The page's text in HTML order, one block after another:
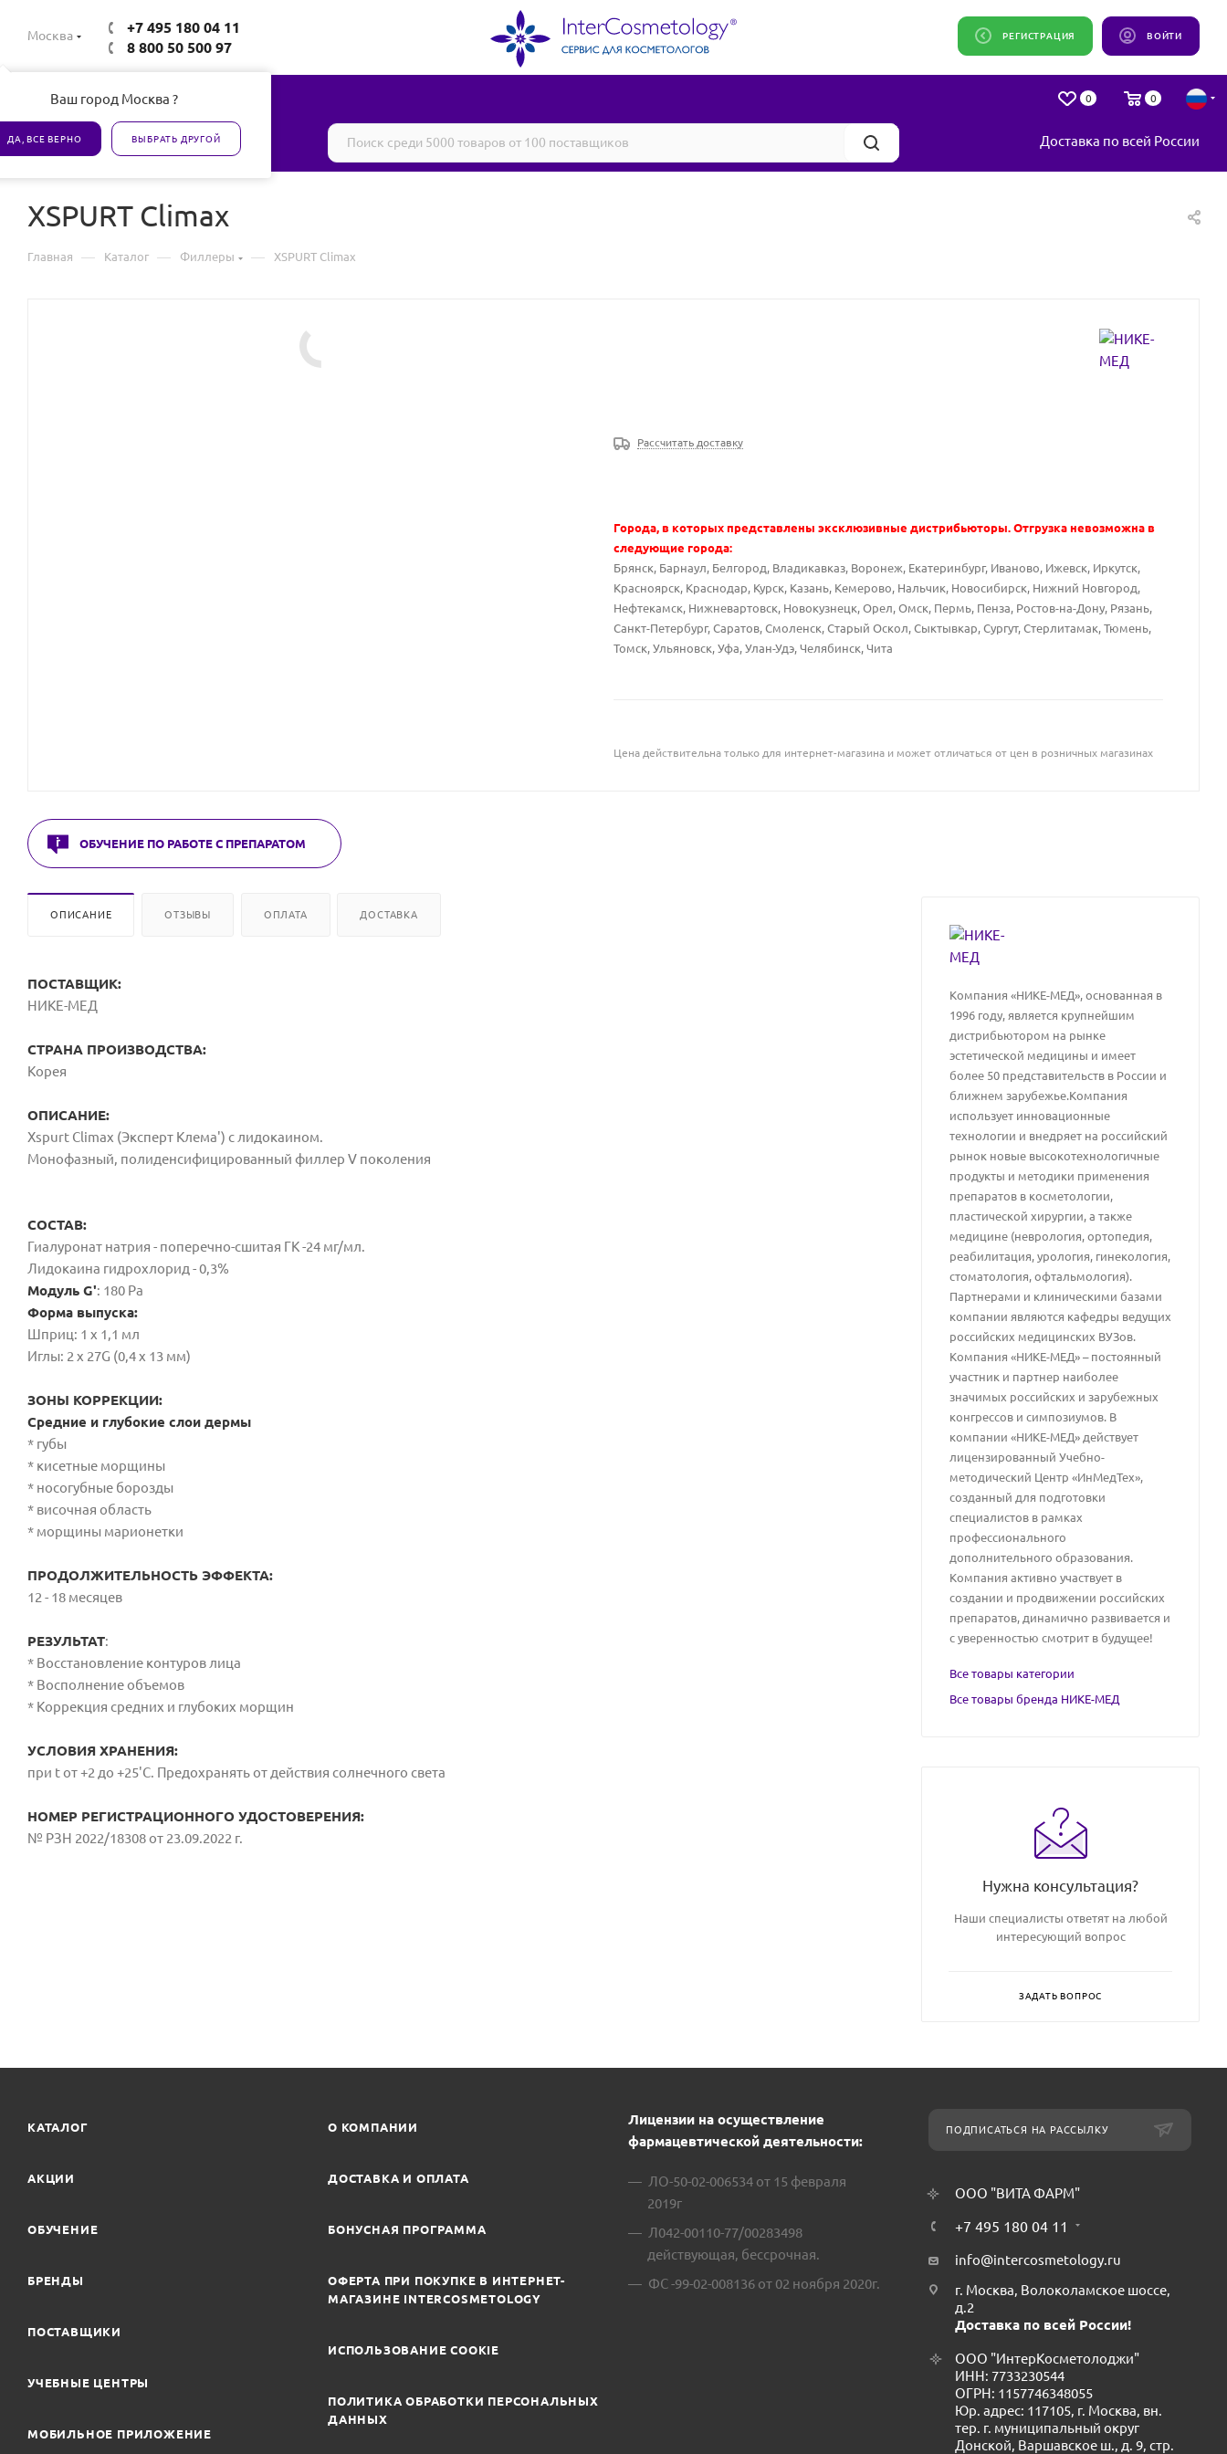
Москва
Ваш город Москва ?
ДА, ВСЕ ВЕРНО ВЫБРАТЬ ДРУГОЙ
+7 495 180 04 11
8 800 50 500 97
ВОЙТИ
РЕГИСТРАЦИЯ
0 0
Все товары сертифицированы Доставка по всей России
XSPURT Climax
Главная — Каталог — Филлеры — XSPURT Climax
Рассчитать доставку
Города, в которых представлены эксклюзивные дистрибьюторы. Отгрузка невозможна в
следующие города:
Брянск, Барнаул, Белгород, Владикавказ, Воронеж, Екатеринбург, Иваново, Ижевск, Иркутск,
Красноярск, Краснодар, Курск, Казань, Кемерово, Нальчик, Новосибирск, Нижний Новгород,
Нефтекамск, Нижневартовск, Новокузнецк, Орел, Омск, Пермь, Пенза, Ростов-на-Дону, Рязань,
Санкт-Петербург, Саратов, Смоленск, Старый Оскол, Сыктывкар, Сургут, Стерлитамак, Тюмень,
Томск, Ульяновск, Уфа, Улан-Удэ, Челябинск, Чита
Цена действительна только для интернет-магазина и может отличаться от цен в розничных магазинах
ОБУЧЕНИЕ ПО РАБОТЕ С ПРЕПАРАТОМ
ОПИСАНИЕ ОТЗЫВЫ ОПЛАТА ДОСТАВКА
ПОСТАВЩИК:
НИКЕ-МЕД
СТРАНА ПРОИЗВОДСТВА:
Корея
ОПИСАНИЕ:
Xspurt Climax (Эксперт Клема') с лидокаином.
Монофазный, полиденсифицированный филлер V поколения
СОСТАВ:
Гиалуронат натрия - поперечно-сшитая ГК -24 мг/мл.
Лидокаина гидрохлорид - 0,3%
Модуль G': 180 Ра
Форма выпуска:
Шприц: 1 х 1,1 мл
Иглы: 2 х 27G (0,4 х 13 мм)
ЗОНЫ КОРРЕКЦИИ:
Средние и глубокие слои дермы
* губы
* кисетные морщины
* носогубные борозды
* височная область
* морщины марионетки
ПРОДОЛЖИТЕЛЬНОСТЬ ЭФФЕКТА:
12 - 18 месяцев
РЕЗУЛЬТАТ:
* Восстановление контуров лица
* Восполнение объемов
* Коррекция средних и глубоких морщин
УСЛОВИЯ ХРАНЕНИЯ:
при t от +2 до +25'С. Предохранять от действия солнечного света
НОМЕР РЕГИСТРАЦИОННОГО УДОСТОВЕРЕНИЯ:
№ РЗН 2022/18308 от 23.09.2022 г.
Компания «НИКЕ-МЕД», основанная в
1996 году, является крупнейшим
дистрибьютором на рынке
эстетической медицины и имеет
более 50 представительств в России и
ближнем зарубежье.Компания
использует инновационные
технологии и внедряет на российский
рынок новые высокотехнологичные
продукты и методики применения
препаратов в косметологии,
пластической хирургии, а также
медицине (неврология, ортопедия,
реабилитация, урология, гинекология,
стоматология, офтальмология).
Партнерами и клиническими базами
компании являются кафедры ведущих
российских медицинских ВУЗов.
Компания «НИКЕ-МЕД» – постоянный
участник и партнер наиболее
значимых российских и зарубежных
конгрессов и симпозиумов. В
компании «НИКЕ-МЕД» действует
лицензированный Учебно-
методический Центр «ИнМедТех»,
созданный для подготовки
специалистов в рамках
профессионального
дополнительного образования.
Компания активно участвует в
создании и продвижении российских
препаратов, динамично развивается и
с уверенностью смотрит в будущее!
Все товары категории
Все товары бренда НИКЕ-МЕД
Нужна консультация?
Наши специалисты ответят на любой
интересующий вопрос
ЗАДАТЬ ВОПРОС
КАТАЛОГ
АКЦИИ
ОБУЧЕНИЕ
БРЕНДЫ
ПОСТАВЩИКИ
УЧЕБНЫЕ ЦЕНТРЫ
МОБИЛЬНОЕ ПРИЛОЖЕНИЕ
О КОМПАНИИ
ДОСТАВКА И ОПЛАТА
БОНУСНАЯ ПРОГРАММА
ОФЕРТА ПРИ ПОКУПКЕ В ИНТЕРНЕТ-
МАГАЗИНЕ INTERCOSMETOLOGY
ИСПОЛЬЗОВАНИЕ COOKIE
ПОЛИТИКА ОБРАБОТКИ ПЕРСОНАЛЬНЫХ
ДАННЫХ
Лицензии на осуществление
фармацевтической деятельности:
ЛО-50-02-006534 от 15 февраля
2019г
Л042-00110-77/00283498
действующая, бессрочная.
ФС -99-02-008136 от 02 ноября 2020г.
ПОДПИСАТЬСЯ НА РАССЫЛКУ
ООО "ВИТА ФАРМ"
+7 495 180 04 11
info@intercosmetology.ru
г. Москва, Волоколамское шоссе,
д.2
Доставка по всей России!
ООО "ИнтерКосметолоджи"
ИНН: 7733230544
ОГРН: 1157746348055
Юр. адрес: 117105, г. Москва, вн.
тер. г. муниципальный округ
Донской, Варшавское ш., д. 9, стр.